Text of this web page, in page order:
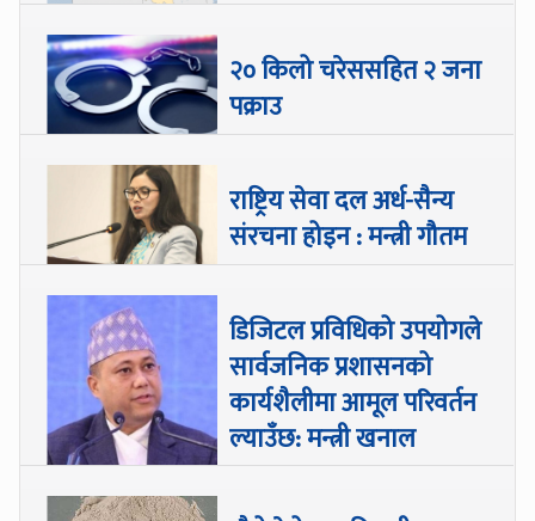
२० किलो चरेससहित २ जना
पक्राउ
राष्ट्रिय सेवा दल अर्ध-सैन्य
संरचना होइन : मन्त्री गौतम
डिजिटल प्रविधिको उपयोगले
सार्वजनिक प्रशासनको
कार्यशैलीमा आमूल परिवर्तन
ल्याउँछ: मन्त्री खनाल